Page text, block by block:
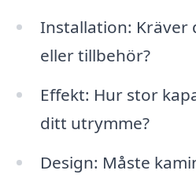
Installation: Kräver
eller tillbehör?
Effekt: Hur stor
ditt utrymme?
Design: Måste